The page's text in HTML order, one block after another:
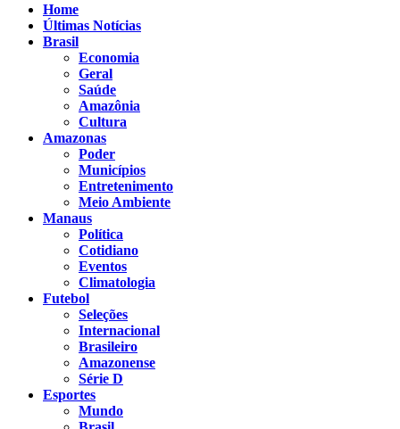
Home
Últimas Notícias
Brasil
Economia
Geral
Saúde
Amazônia
Cultura
Amazonas
Poder
Municípios
Entretenimento
Meio Ambiente
Manaus
Política
Cotidiano
Eventos
Climatologia
Futebol
Seleções
Internacional
Brasileiro
Amazonense
Série D
Esportes
Mundo